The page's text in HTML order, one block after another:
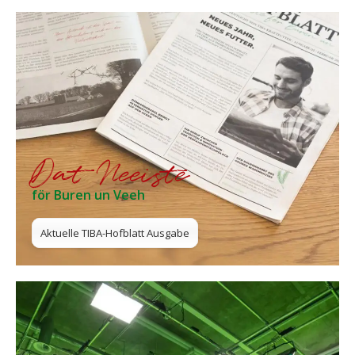
Dat Neeiste
för Buren un Veeh
Aktuelle TIBA-Hofblatt Ausgabe